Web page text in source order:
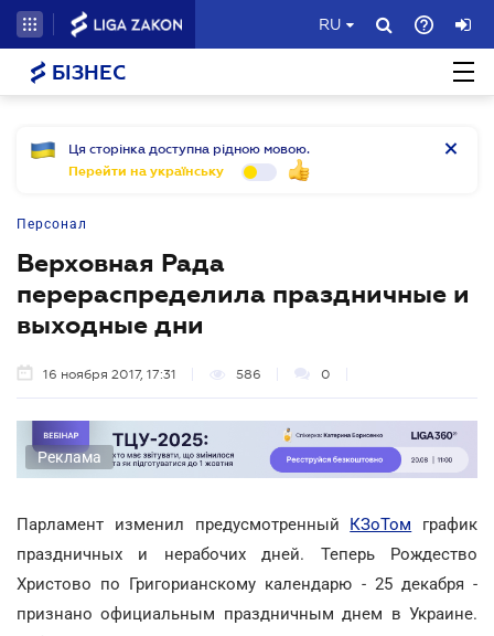
RU
БІЗНЕС
Ця сторінка доступна рідною мовою.
Перейти на українську
Персонал
Верховная Рада
перераспределила праздничные и
выходные дни
16 ноября 2017, 17:31 586 0
Реклама
Парламент изменил предусмотренный КЗоТом график
праздничных и нерабочих дней. Теперь Рождество
Христово по Григорианскому календарю - 25 декабря -
признано официальным праздничным днем в Украине.